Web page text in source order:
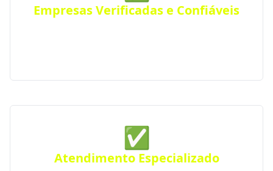
Empresas Verificadas e Confiáveis
✅
Atendimento Especializado